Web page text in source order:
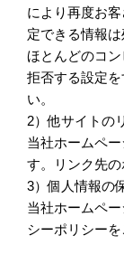
により再度お
定できる情報は
ほとんどのコ
拒否する設定
い。
2）他サイトの
当社ホームペ
す。リンク先
3）個人情報の
当社ホームペ
シーポリシー